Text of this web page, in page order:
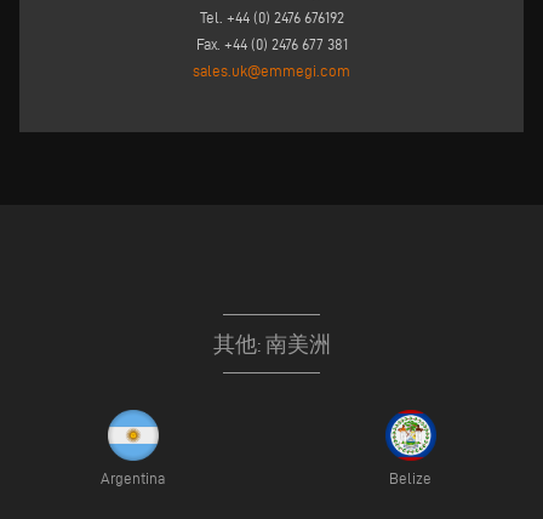
Tel. +44 (0) 2476 676192
Fax. +44 (0) 2476 677 381
sales.uk@emmegi.com
其他: 南美洲
Argentina Belize